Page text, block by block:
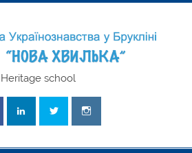
"Нова
Heritage school